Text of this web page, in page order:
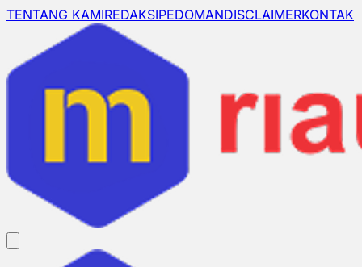
TENTANG KAMIREDAKSIPEDOMANDISCLAIMERKONTAK